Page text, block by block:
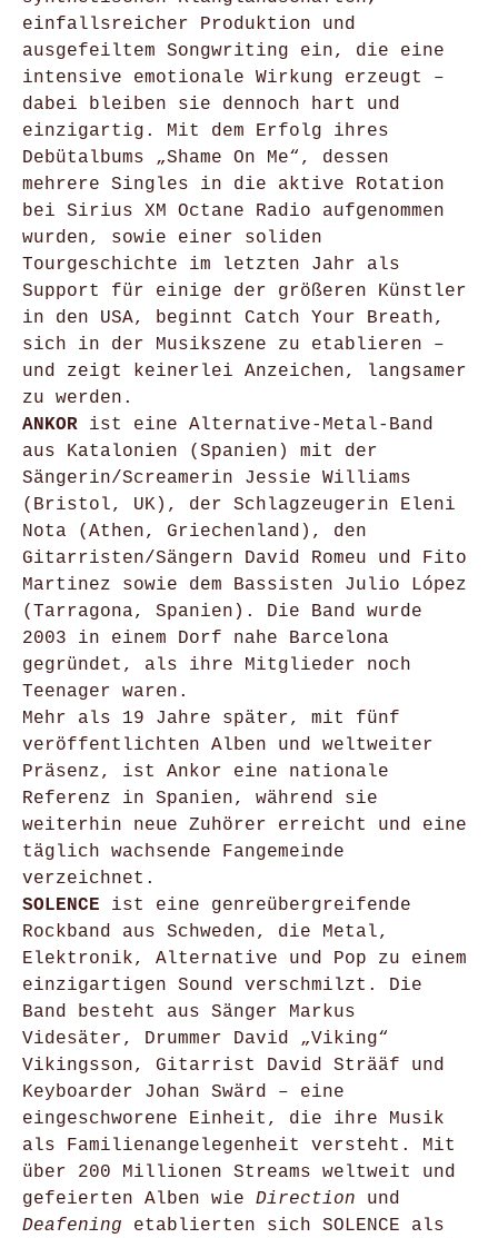
einfallsreicher Produktion und
ausgefeiltem Songwriting ein, die eine
intensive emotionale Wirkung erzeugt –
dabei bleiben sie dennoch hart und
einzigartig. Mit dem Erfolg ihres
Debütalbums „Shame On Me“, dessen
mehrere Singles in die aktive Rotation
bei Sirius XM Octane Radio aufgenommen
wurden, sowie einer soliden
Tourgeschichte im letzten Jahr als
Support für einige der größeren Künstler
in den USA, beginnt Catch Your Breath,
sich in der Musikszene zu etablieren –
und zeigt keinerlei Anzeichen, langsamer
zu werden.
ANKOR ist eine Alternative-Metal-Band
aus Katalonien (Spanien) mit der
Sängerin/Screamerin Jessie Williams
(Bristol, UK), der Schlagzeugerin Eleni
Nota (Athen, Griechenland), den
Gitarristen/Sängern David Romeu und Fito
Martinez sowie dem Bassisten Julio López
(Tarragona, Spanien). Die Band wurde
2003 in einem Dorf nahe Barcelona
gegründet, als ihre Mitglieder noch
Teenager waren.
Mehr als 19 Jahre später, mit fünf
veröffentlichten Alben und weltweiter
Präsenz, ist Ankor eine nationale
Referenz in Spanien, während sie
weiterhin neue Zuhörer erreicht und eine
täglich wachsende Fangemeinde
verzeichnet.
SOLENCE ist eine genreübergreifende
Rockband aus Schweden, die Metal,
Elektronik, Alternative und Pop zu einem
einzigartigen Sound verschmilzt. Die
Band besteht aus Sänger Markus
Videsäter, Drummer David „Viking“
Vikingsson, Gitarrist David Strääf und
Keyboarder Johan Swärd – eine
eingeschworene Einheit, die ihre Musik
als Familienangelegenheit versteht. Mit
über 200 Millionen Streams weltweit und
gefeierten Alben wie Direction und
Deafening etablierten sich SOLENCE als